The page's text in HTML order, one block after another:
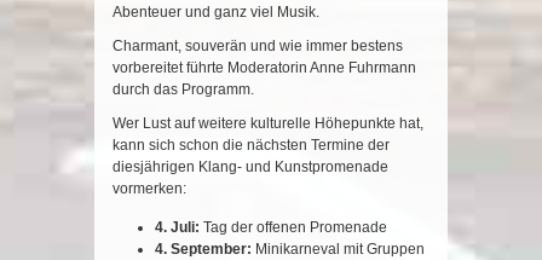
Abenteuer und ganz viel Musik.
Charmant, souverän und wie immer bestens
vorbereitet führte Moderatorin Anne Fuhrmann
durch das Programm.
Wer Lust auf weitere kulturelle Höhepunkte hat,
kann sich schon die nächsten Termine der
diesjährigen Klang- und Kunstpromenade
vormerken:
4. Juli: Tag der offenen Promenade
4. September: Minikarneval mit Gruppen